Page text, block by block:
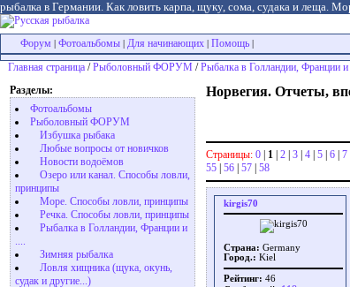
рыбалка в Германии. Как ловить карпа, щуку, сома, судака и леща.
Форум
Фотоальбомы Для начинающих Помощь
Главная страница /Рыболовный ФОРУМ /Рыбалка в Голландии, Франции и
Разделы:
Фотоальбомы
Рыболовный ФОРУМ
Избушка рыбака
Любые вопросы от новичков
Новости водоёмов
Озеро или канал. Способы ловли,
принципы
Море. Способы ловли, принципы
Речка. Способы ловли, принципы
Рыбалка в Голландии, Франции и
....
Зимняя рыбалка
Ловля хищника (щука, окунь,
судак и другие...)
Норвегия. Отчеты,
Страницы: 0 | 1 | 2 | 3 | 4 | 5 | 6 | 7
55 | 56 | 57 | 58
kirgis70
Страна: Germany
Город.: Kiel
Рейтинг: 46